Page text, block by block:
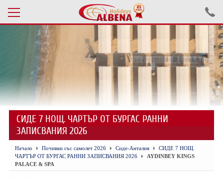
Проверка на резервация
ПОЧИВКИ С АВТОБУС 2026
ПОЧИВКИ СЪС САМОЛЕТ
ЕКСКУРЗИИ САМОЛЕТ
ЕКСКУРЗИИ АВТОБУС
БЪЛГАРИЯ
СИДЕ 7 НОЩ. ЧАРТЪР ОТ БУРГАС РАННИ
ЗАПИСВАНИЯ 2026
Начало Почивки със самолет 2026 Сиде-Анталия
СИДЕ 7 НОЩ.
ЧАРТЪР ОТ БУРГАС РАННИ ЗАПИСВАНИЯ 2026
AYDINBEY KINGS
PALACE & SPA